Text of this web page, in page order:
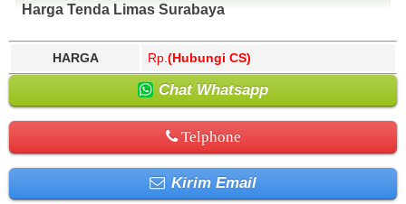
Harga Tenda Limas Surabaya
HARGA Rp. (Hubungi CS)
Chat Whatsapp
Telphone
Kirim Email